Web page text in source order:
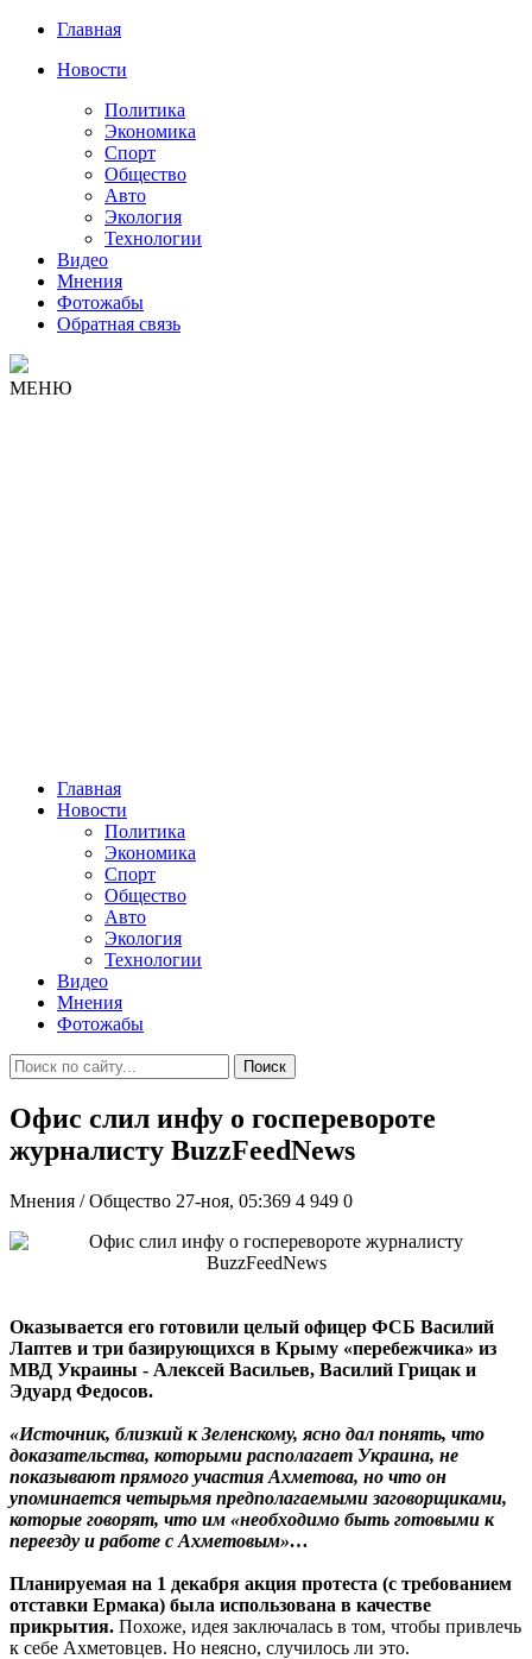
Главная
Новости
Политика
Экономика
Спорт
Общество
Авто
Экология
Технологии
Видео
Мнения
Фотожабы
Обратная связь
МЕНЮ
Главная
Новости
Политика
Экономика
Спорт
Общество
Авто
Экология
Технологии
Видео
Мнения
Фотожабы
Поиск
Офис слил инфу о госперевороте
журналисту BuzzFeedNews
Мнения / Общество 27-ноя, 05:369 4 949 0
Оказывается его готовили целый офицер ФСБ Василий
Лаптев и три базирующихся в Крыму «перебежчика» из
МВД Украины - Алексей Васильев, Василий Грицак и
Эдуард Федосов.
«Источник, близкий к Зеленскому, ясно дал понять, что
доказательства, которыми располагает Украина, не
показывают прямого участия Ахметова, но что он
упоминается четырьмя предполагаемыми заговорщиками,
которые говорят, что им «необходимо быть готовыми к
переезду и работе с Ахметовым»…
Планируемая на 1 декабря акция протеста (с требованием
отставки Ермака) была использована в качестве
прикрытия. Похоже, идея заключалась в том, чтобы привлечь
к себе Ахметовцев. Но неясно, случилось ли это.